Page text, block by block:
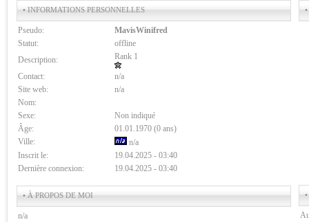
• INFORMATIONS PERSONNELLES
Pseudo:
MavisWinifred
Statut:
offline
Description:
Rank 1
Contact:
n/a
Site web:
n/a
Nom:
Sexe:
Non indiqué
Âge:
01.01.1970 (0 ans)
Ville:
n/a
Inscrit le:
19.04.2025 - 03:40
Dernière connexion:
19.04.2025 - 03:40
• À PROPOS DE MOI
n/a
•
•